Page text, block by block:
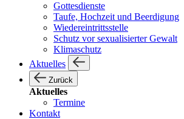
Gottesdienste
Taufe, Hochzeit und Beerdigung
Wiedereintrittsstelle
Schutz vor sexualisierter Gewalt
Klimaschutz
Aktuelles
Zurück
Aktuelles
Termine
Kontakt